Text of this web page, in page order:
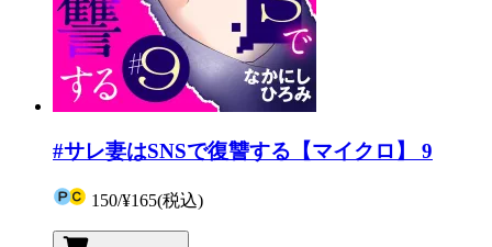
#サレ妻はSNSで復讐する【マイクロ】 9
150/¥165(税込)